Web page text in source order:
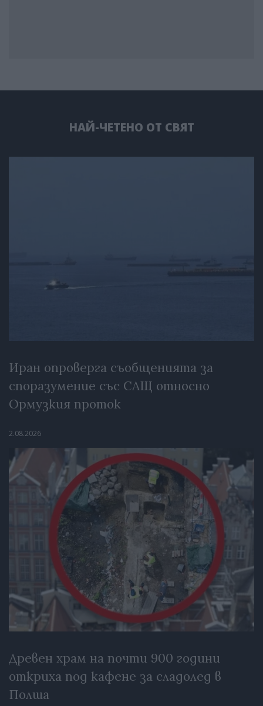
НАЙ-ЧЕТЕНО ОТ СВЯТ
Иран опроверга съобщенията за
споразумение със САЩ относно
Ормузкия проток
2.08.2026
Древен храм на почти 900 години
откриха под кафене за сладолед в
Полша